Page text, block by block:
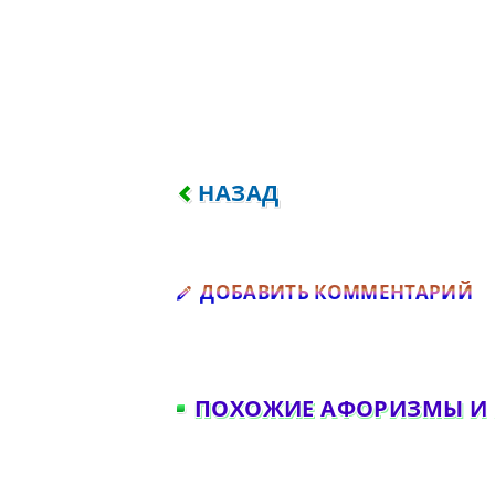
ПРЕДЫДУЩИЙ: ДАЖЕ
НАЗАД
ДОБАВИТЬ КОММЕНТАРИЙ
ПОХОЖИЕ АФОРИЗМЫ И